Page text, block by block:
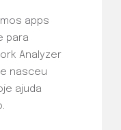
apps
para
Analyzer
nasceu
ajuda